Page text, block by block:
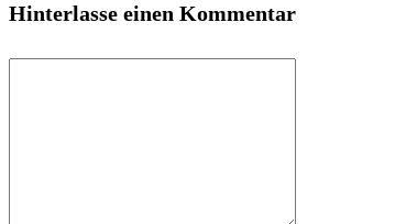
Hinterlasse einen Kommentar